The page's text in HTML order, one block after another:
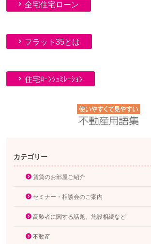
全宅住宅ローン
フラット35とは
住宅ﾛｰﾝｼｭﾐﾚｰｼｮﾝ
カテゴリー
賃貸のお部屋ご紹介
セミナー・相談会のご案内
高齢者に関する話題、施設相続など
不動産